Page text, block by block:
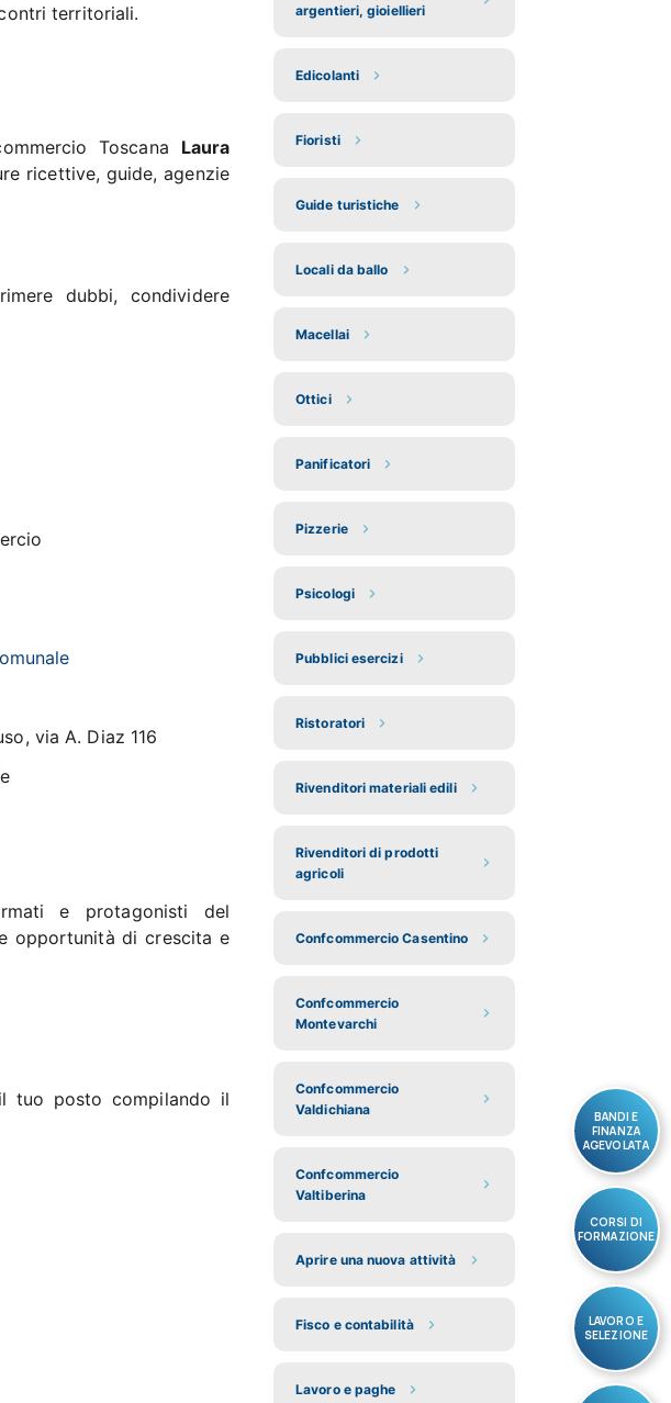
BANDI E
FINANZA
AGEVOLATA
CORSI DI
FORMAZIONE
LAVORO E
SELEZIONE
territoriali.
Toscana Laura
ricettive, guide, agenzie
dubbi, condividere
via A. Diaz 116
e protagonisti del
opportunità di crescita e
tuo posto compilando il
argentieri, gioiellieri
Edicolanti
Fioristi
Guide turistiche
Locali da ballo
Macellai
Ottici
Panificatori
Pizzerie
Psicologi
Pubblici esercizi
Ristoratori
Rivenditori materiali edili
Rivenditori di prodotti
agricoli
Confcommercio Casentino
Confcommercio
Montevarchi
Confcommercio
Valdichiana
Confcommercio
Valtiberina
Aprire una nuova attività
Fisco e contabilità
Lavoro e paghe